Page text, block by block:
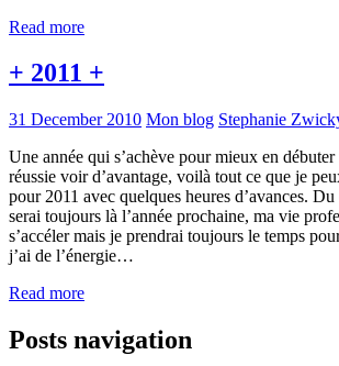
Read more
+ 2011 +
31 December 2010 Mon blog Stephanie
Une année qui s’achève pour mieux en
réussie voir d’avantage, voilà tout ce que je
pour 2011 avec quelques heures d’avances.
serai toujours là l’année prochaine, ma vie
s’accéler mais je prendrai toujours le temps
j’ai de l’énergie…
Read more
Posts navigation